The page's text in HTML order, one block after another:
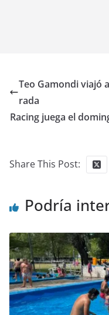
Teo Gamondi viajó
rada
Racing juega el
Share This Post:
Podría